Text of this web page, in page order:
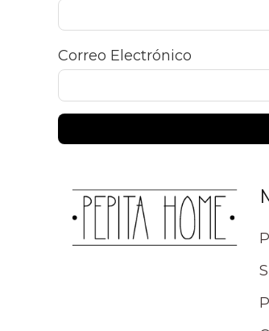
Correo Electrónico